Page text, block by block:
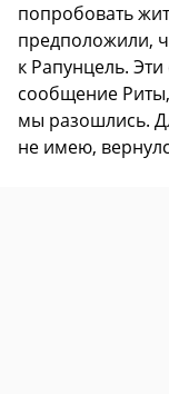
попробовать
предположили,
к Рапунцель.
сообщение Риты,
мы разошлись.
не имею,